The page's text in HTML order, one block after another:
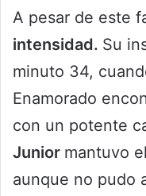
A pesar de este
intensidad. Su
minuto 34,
Enamorado
con un potente
Junior mantuvo
aunque no pudo